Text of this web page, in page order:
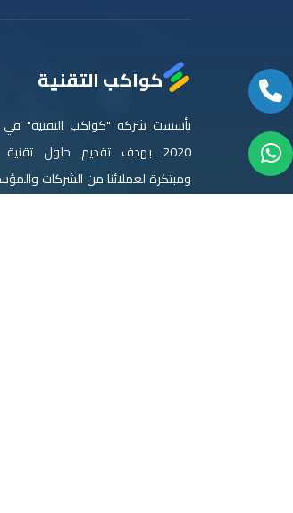
كواكب التقنية
تأسست شركة "كواكب التقنية" في
2020 بهدف تقديم حلول تقنية
ومبتكرة لعملائنا من الشركات